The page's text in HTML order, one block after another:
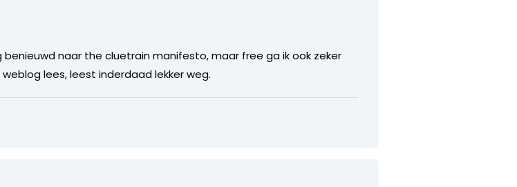
naar the cluetrain manifesto, maar free ga ik ook zeker
lees, leest inderdaad lekker weg.